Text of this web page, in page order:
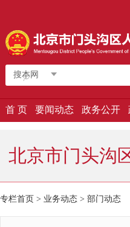
搜本网
首 页 要闻动态 政务公开
北京市门头沟
专栏首页 > 业务动态 > 部门动态